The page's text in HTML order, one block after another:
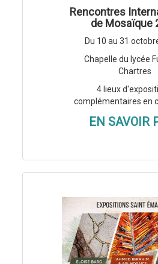
Rencontres
de Mosaïque
Du 10 au 31
Chapelle du lycée
Chartres
4 lieux
complémentaires en
EN SAVOIR